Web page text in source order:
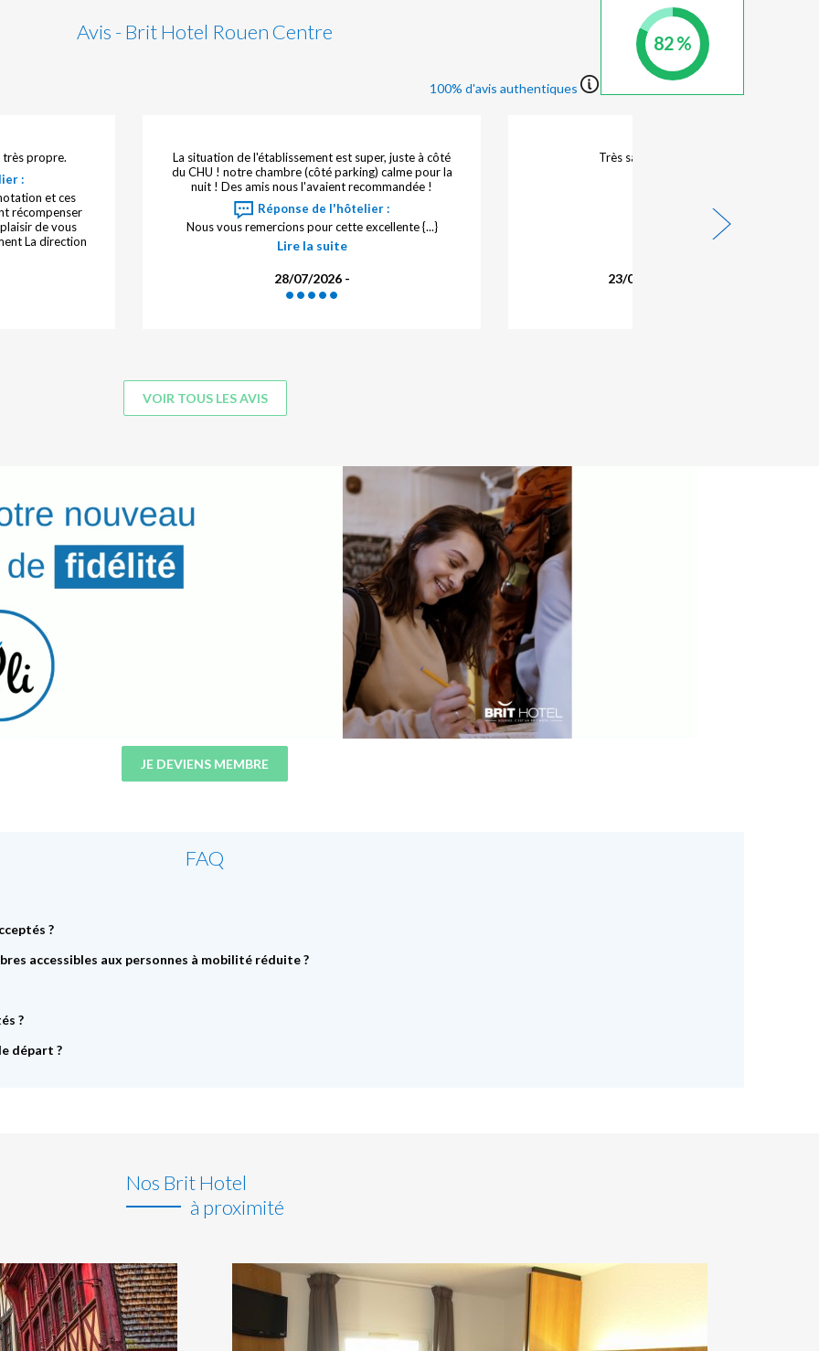
Avis - Brit Hotel Rouen Centre
100% d'avis authentiques
82 %
Bonne. Tapis du couloir très sale.
22/07/2026 - Gardinier
J' aime bien descendre dans cet hôtel parce qu' il est
Réponse de l'hôtelier :
Madame , C'est toujours avec un très grand plaisir {...}
VOIR TOUS LES AVIS
JE DEVIENS MEMBRE
FAQ
?
accessibles aux personnes à mobilité réduite ?
?
départ ?
Nos Brit Hotel
à proximité